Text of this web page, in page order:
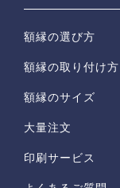
額縁の選び方
額縁の取り付け方
額縁のサイズ
大量注文
印刷サービス